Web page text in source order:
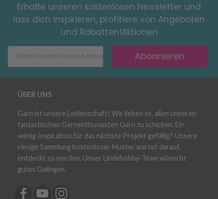
Erhalte unseren kostenlosen Newsletter und
lass dich inspirieren, profitiere von Angeboten
und Rabatten!Aktionen
Abonnieren
ÜBER UNS
Garn ist unsere Leidenschaft! Wir lieben es, allen unseren
fantastischen Garnenthusiasten Garn zu schicken. Ein
wenig Inspiration für das nächste Projekt gefällig? Unsere
riesige Sammlung kostenloser Muster wartet darauf,
entdeckt zu werden. Unser Lindehobby-Team wünscht
gutes Gelingen.